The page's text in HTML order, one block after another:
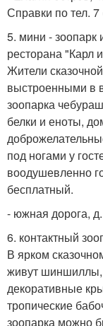
Справки по тел.
5. мини - зоопарк
ресторана "Карл
Жители
выстроенными в
зоопарка
белки и еноты,
под ногами у
воодушевленно
бесплатный.
- южная дорога,
6. контактный
В ярком
живут шиншиллы,
декоративные
тропические
зоопарка можно